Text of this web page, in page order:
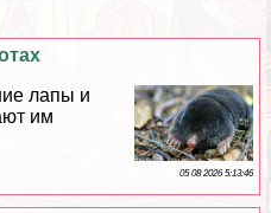
лапы и
им
05 08 2026 5:13:46